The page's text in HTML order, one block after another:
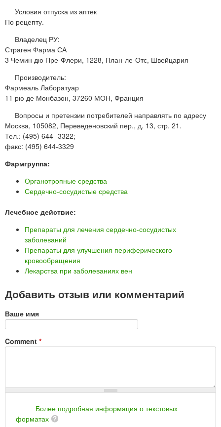
Условия отпуска из аптек
По рецепту.
Владелец РУ:
Страген Фарма СА
3 Чемин дю Пре-Флери, 1228, План-ле-Отс, Швейцария
Производитель:
Фармеаль Лаборатуар
11 рю де Монбазон, 37260 МОН, Франция
Вопросы и претензии потребителей направлять по адресу
Москва, 105082, Переведеновский пер., д. 13, стр. 21.
Тел.: (495) 644 -3322;
факс: (495) 644-3329
Фармгруппа:
Органотропные средства
Сердечно-сосудистые средства
Лечебное действие:
Препараты для лечения сердечно-сосудистых
заболеваний
Препараты для улучшения периферического
кровообращения
Лекарства при заболеваниях вен
Добавить отзыв или комментарий
Ваше имя
Comment *
Более подробная информация о текстовых
форматах